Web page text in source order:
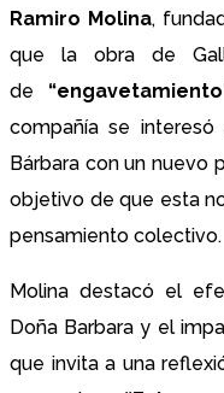
Ramiro Molina,
que la obra de
de
compañía se interesó
Bárbara con un nuevo
objetivo de que esta
pensamiento colectivo.
Molina destacó el
Doña Barbara y el
que invita a una